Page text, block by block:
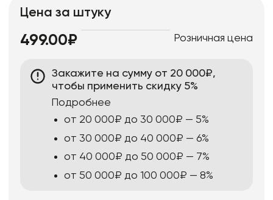
Цена за штуку
499.00₽ Розничная цена
Закажите на сумму от 20 000₽,
чтобы применить скидку 5%
Подробнее
от 20 000₽ до 30 000₽ — 5%
от 30 000₽ до 40 000₽ — 6%
от 40 000₽ до 50 000₽ — 7%
от 50 000₽ до 100 000₽ — 8%